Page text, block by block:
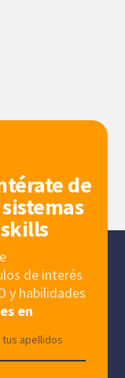
de
de interés
y habilidades
en